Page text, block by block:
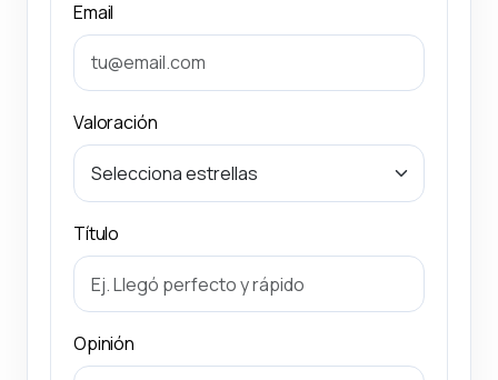
Email
Valoración
Título
Opinión